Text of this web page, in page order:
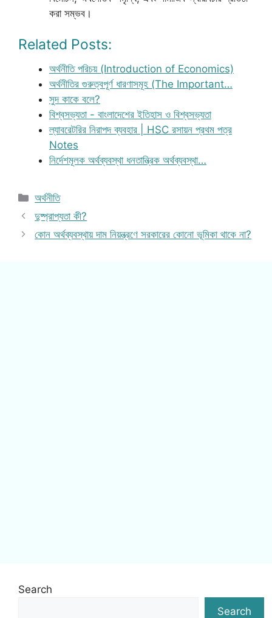
করা সম্ভব।
Related Posts:
অর্থনীতি পরিচয় (Introduction of Economics)
অর্থনীতির গুরুত্বপূর্ণ ধারণাসমূহ (The Important…
সুদ কাকে বলে?
বিশ্বসভ্যতা - বাংলাদেশের ইতিহাস ও বিশ্বসভ্যতা
ল্যাবরেটরির নিরাপদ ব্যবহার | HSC রসায়ন প্রথম পত্র
Notes
নির্দেশমূলক অর্থব্যবস্থা ধনতান্ত্রিক অর্থব্যবস্থা…
Categories
অর্থনীতি
দুষ্প্রাপ্যতা কী?
কোন অর্থব্যবস্থায় দাম নিয়ন্ত্রণে সরকারের কোনো ভূমিকা থাকে না?
Search
Search